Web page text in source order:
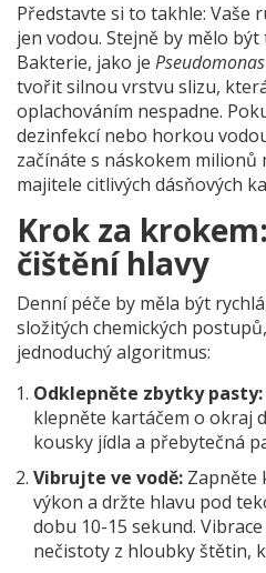
Představte si to takhle: Vaše
jen vodou. Stejně by mělo
Bakterie, jako je
tvořit silnou vrstvu slizu,
oplachováním nespadne.
dezinfekcí nebo horkou
začínáte s náskokem
majitele citlivých dásňových
Krok za
čištění hlavy
Denní péče by měla být
složitých chemických
jednoduchý algoritmus:
Odklepněte zbytky pasty:
klepněte kartáčem o okraj
kousky jídla a přebytečná
Vibrujte ve vodě: Zapněte
výkon a držte hlavu pod
dobu 10-15 sekund.
nečistoty z hloubky štětin,